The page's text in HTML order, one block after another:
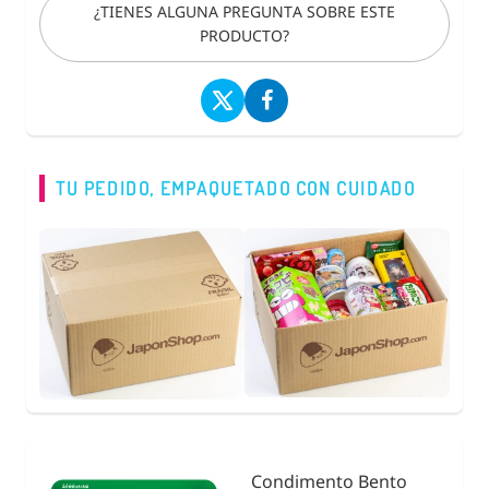
¿TIENES ALGUNA PREGUNTA SOBRE ESTE
PRODUCTO?
TU PEDIDO, EMPAQUETADO CON CUIDADO
Condimento Bento